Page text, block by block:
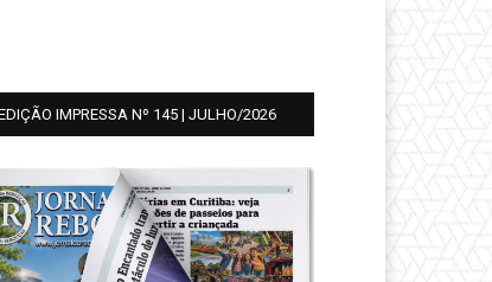
IMPRESSA Nº 145 | JULHO/2026